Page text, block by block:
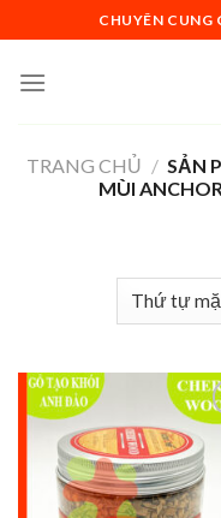
to
content
CHUYÊN CUNG
TRANG CHỦ / SẢN
MÙI